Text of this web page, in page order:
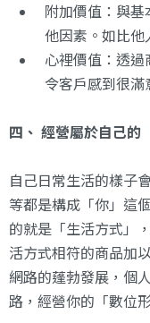
附加價值：與
他因素。如比他
心裡價值：透
令客戶感到很滿
四、 經營屬於自己的
自己日常生活的樣子
等都是構成「你」這
的就是「生活方式」
活方式相符的商品加
網路的蓬勃發展，個
路，經營你的「數位